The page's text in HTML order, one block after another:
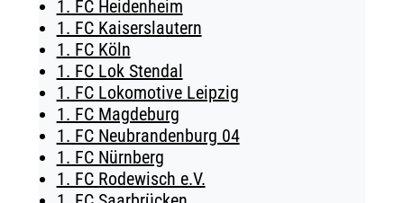
TICKETING
1. FC Heidenheim
1. FC Kaiserslautern
1. FC Köln
1. FC Lok Stendal
1. FC Lokomotive Leipzig
1. FC Magdeburg
1. FC Neubrandenburg 04
1. FC Nürnberg
1. FC Rodewisch e.V.